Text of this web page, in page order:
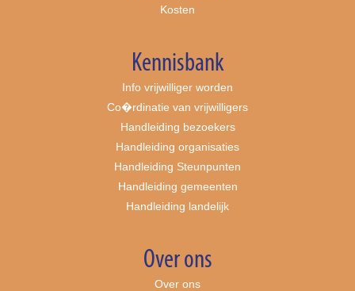
Kosten
Kennisbank
Info vrijwilliger worden
Co�rdinatie van vrijwilligers
Handleiding bezoekers
Handleiding organisaties
Handleiding Steunpunten
Handleiding gemeenten
Handleiding landelijk
Over ons
Over ons